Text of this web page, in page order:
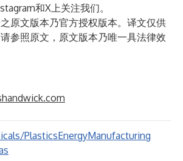
和X上关注我们。
原文版本乃官方授权版本。译文仅供
参照原文，原文版本乃唯一具法律效
PlasticsEnergyManufacturing